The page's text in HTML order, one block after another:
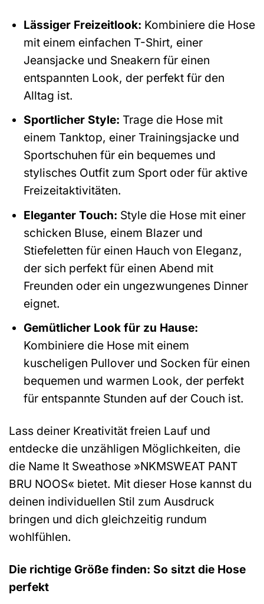
Lässiger Freizeitlook: Kombiniere die Hose
mit einem einfachen T-Shirt, einer
Jeansjacke und Sneakern für einen
entspannten Look, der perfekt für den
Alltag ist.
Sportlicher Style: Trage die Hose mit
einem Tanktop, einer Trainingsjacke und
Sportschuhen für ein bequemes und
stylisches Outfit zum Sport oder für aktive
Freizeitaktivitäten.
Eleganter Touch: Style die Hose mit einer
schicken Bluse, einem Blazer und
Stiefeletten für einen Hauch von Eleganz,
der sich perfekt für einen Abend mit
Freunden oder ein ungezwungenes Dinner
eignet.
Gemütlicher Look für zu Hause:
Kombiniere die Hose mit einem
kuscheligen Pullover und Socken für einen
bequemen und warmen Look, der perfekt
für entspannte Stunden auf der Couch ist.
Lass deiner Kreativität freien Lauf und
entdecke die unzähligen Möglichkeiten, die
die Name It Sweathose »NKMSWEAT PANT
BRU NOOS« bietet. Mit dieser Hose kannst du
deinen individuellen Stil zum Ausdruck
bringen und dich gleichzeitig rundum
wohlfühlen.
Die richtige Größe finden: So sitzt die Hose
perfekt